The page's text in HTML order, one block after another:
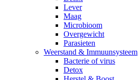
Lever
Maag
Microbioom
Overgewicht
Parasieten
Weerstand & Immuunsysteem
Bacterie of virus
Detox